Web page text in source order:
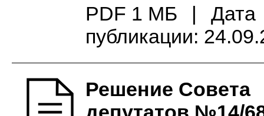
PDF 1 МБ
|
Дата
публикации:
Решение Совета